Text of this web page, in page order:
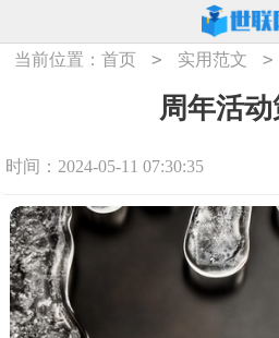
当前位置：首页 > 实用范文 >
周年活动
时间：2024-05-11 07:30:35